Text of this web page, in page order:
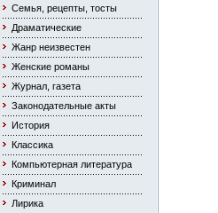
Семья, рецепты, тосты
Драматические
Жанр неизвестен
Женские романы
Журнал, газета
Законодательные акты
История
Классика
Компьютерная литература
Криминал
Лирика